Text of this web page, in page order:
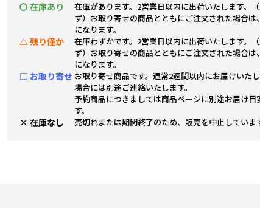
〇 在庫あり
在庫があります。2営業日以内に出荷いたします。
ず）お取り寄せの商品とともにご注文された場合
になります。
△ 残り僅か
在庫わずかです。2営業日以内に出荷いたします。
ず）お取り寄せの商品とともにご注文された場合
になります。
□ お取り寄せ お取り寄せ商品です。通常2週間以内にお届けいた
場合には別途ご連絡いたします。
予約商品につきましては商品ページに別途お届け目
す。
× 在庫なし 売切れまたは期間終了のため、販売を中止していま